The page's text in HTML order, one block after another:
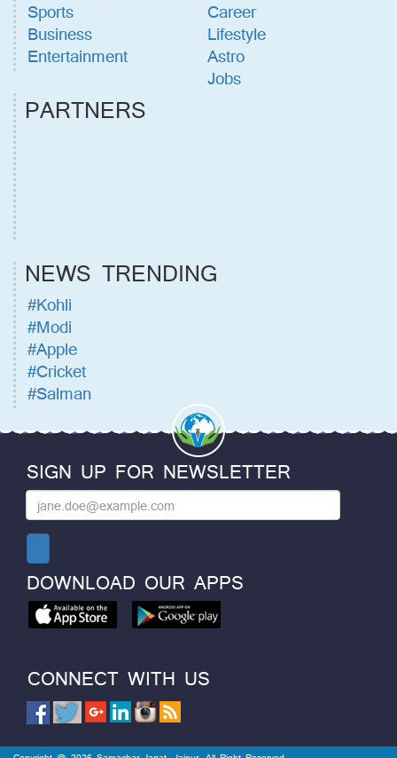
Sports
Business
Entertainment
Career
Lifestyle
Astro
Jobs
PARTNERS
NEWS TRENDING
#Kohli
#Modi
#Apple
#Cricket
#Salman
SIGN UP FOR NEWSLETTER
DOWNLOAD OUR APPS
CONNECT WITH US